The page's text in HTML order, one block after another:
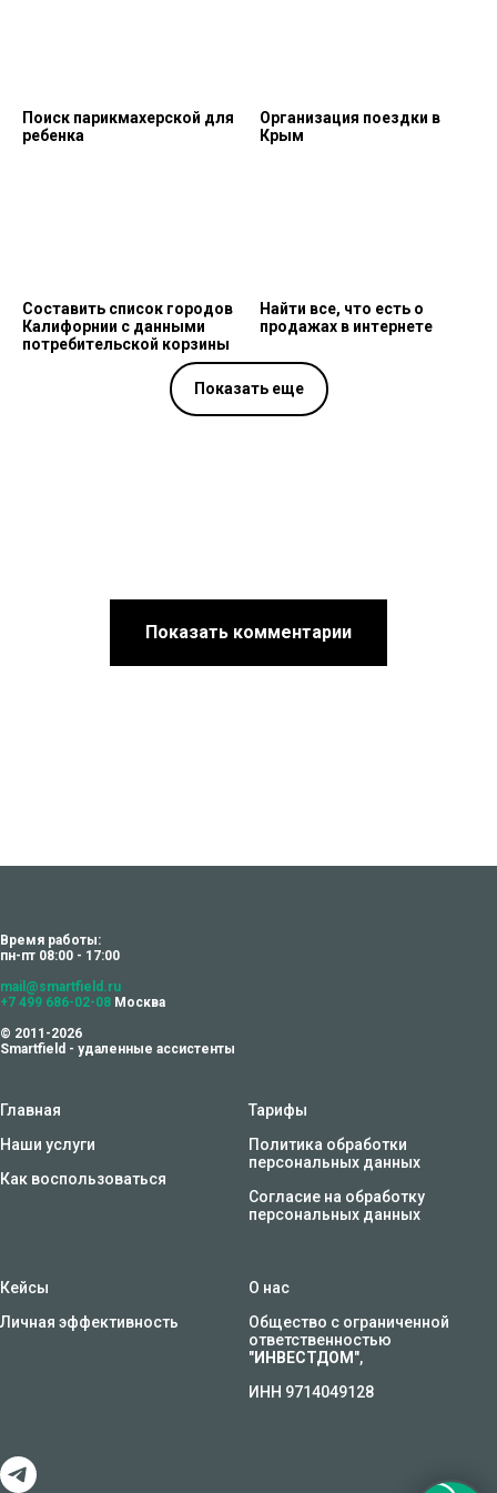
Поиск парикмахерской для
ребенка
Организация поездки в
Крым
Составить список городов
Калифорнии с данными
потребительской корзины
Найти все, что есть о
продажах в интернете
Показать еще
Показать комментарии
Время работы:
пн-пт 08:00 - 17:00
mail@smartfield.ru
+7 499 686-02-08 Москва
© 2011-2026
Smartfield - удаленные ассистенты
Главная
Наши услуги
Как воспользоваться
Тарифы
Политика обработки
персональных данных
Согласие на обработку
персональных данных
Кейсы
Личная эффективность
О нас
Общество с ограниченной
ответственностью
"ИНВЕСТДОМ ",
ИНН 9714049128